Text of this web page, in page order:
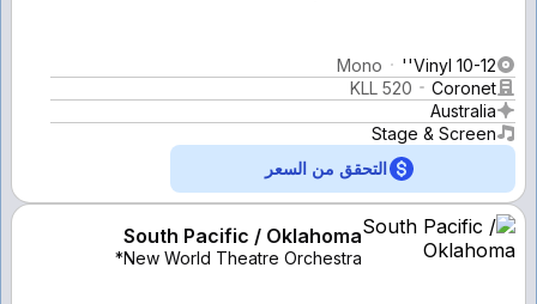
Vinyl 10-12''
Mono
Coronet
KLL 520
Australia
Stage & Screen
التحقق من السعر
South Pacific / Oklahoma
New World Theatre Orchestra*